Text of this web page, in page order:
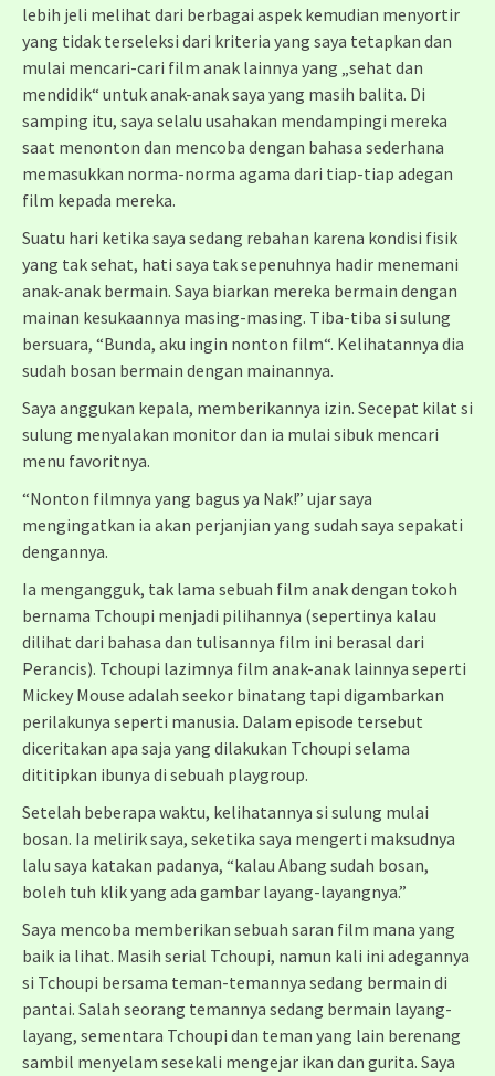
lebih jeli melihat dari berbagai aspek kemudian menyortir
yang tidak terseleksi dari kriteria yang saya tetapkan dan
mulai mencari-cari film anak lainnya yang „sehat dan
mendidik“ untuk anak-anak saya yang masih balita. Di
samping itu, saya selalu usahakan mendampingi mereka
saat menonton dan mencoba dengan bahasa sederhana
memasukkan norma-norma agama dari tiap-tiap adegan
film kepada mereka.
Suatu hari ketika saya sedang rebahan karena kondisi fisik
yang tak sehat, hati saya tak sepenuhnya hadir menemani
anak-anak bermain. Saya biarkan mereka bermain dengan
mainan kesukaannya masing-masing. Tiba-tiba si sulung
bersuara, “Bunda, aku ingin nonton film“. Kelihatannya dia
sudah bosan bermain dengan mainannya.
Saya anggukan kepala, memberikannya izin. Secepat kilat si
sulung menyalakan monitor dan ia mulai sibuk mencari
menu favoritnya.
“Nonton filmnya yang bagus ya Nak!” ujar saya
mengingatkan ia akan perjanjian yang sudah saya sepakati
dengannya.
Ia mengangguk, tak lama sebuah film anak dengan tokoh
bernama Tchoupi menjadi pilihannya (sepertinya kalau
dilihat dari bahasa dan tulisannya film ini berasal dari
Perancis). Tchoupi lazimnya film anak-anak lainnya seperti
Mickey Mouse adalah seekor binatang tapi digambarkan
perilakunya seperti manusia. Dalam episode tersebut
diceritakan apa saja yang dilakukan Tchoupi selama
dititipkan ibunya di sebuah playgroup.
Setelah beberapa waktu, kelihatannya si sulung mulai
bosan. Ia melirik saya, seketika saya mengerti maksudnya
lalu saya katakan padanya, “kalau Abang sudah bosan,
boleh tuh klik yang ada gambar layang-layangnya.”
Saya mencoba memberikan sebuah saran film mana yang
baik ia lihat. Masih serial Tchoupi, namun kali ini adegannya
si Tchoupi bersama teman-temannya sedang bermain di
pantai. Salah seorang temannya sedang bermain layang-
layang, sementara Tchoupi dan teman yang lain berenang
sambil menyelam sesekali mengejar ikan dan gurita. Saya